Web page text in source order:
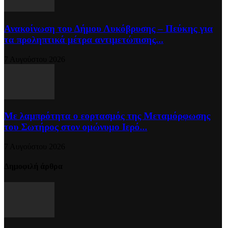
Ανακοίνωση του Δήμου Λυκόβρυσης – Πεύκης για
τα προληπτικά μέτρα αντιμετώπισης...
Με λαμπρότητα ο εορτασμός της Μεταμόρφωσης
του Σωτήρος στον ομώνυμο Ιερό...